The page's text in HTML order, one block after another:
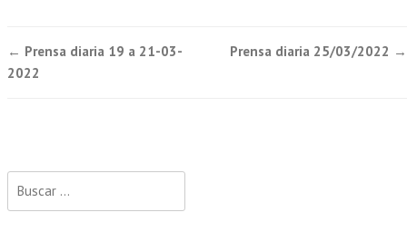
Post
navigation
← Prensa diaria 19 a 21-03-
2022
Prensa diaria 25/03/2022 →